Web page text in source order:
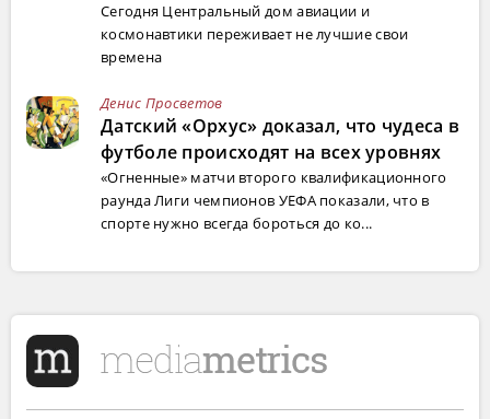
Сегодня Центральный дом авиации и
космонавтики переживает не лучшие свои
времена
Денис Просветов
Датский «Орхус» доказал, что чудеса в
футболе происходят на всех уровнях
«Огненные» матчи второго квалификационного
раунда Лиги чемпионов УЕФА показали, что в
спорте нужно всегда бороться до ко...